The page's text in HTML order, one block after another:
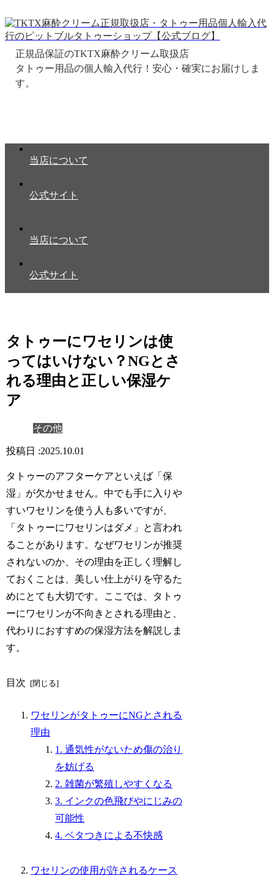
正規品保証のTKTX麻酔クリーム取扱店
当店について
公式サイト
当店について
公式サイト
タトゥーにワセリンは使
ってはいけない？NGとさ
れる理由と正しい保湿ケ
ア
その他
2025.10.01
タトゥーのアフターケアといえば「保
湿 」が欠かせません。中でも手に入りや
すいワセリンを使う人も多いですが、
「 タトゥーにワセリンはダメ 」と言われ
ることがあります。なぜワセリンが推奨
されないのか、その理由を正しく理解し
ておくことは、美しい仕上がりを守るた
めにとても大切です。ここでは、タトゥ
ーにワセリンが不向きとされる理由と、
代わりにおすすめの保湿方法を解説しま
す。
目次
ワセリンがタトゥーにNGとされる
理由
1. 通気性がないため傷の治り
を妨げる
2. 雑菌が繁殖しやすくなる
3. インクの色飛びやにじみの
可能性
4. ベタつきによる不快感
ワセリンの使用が許されるケース